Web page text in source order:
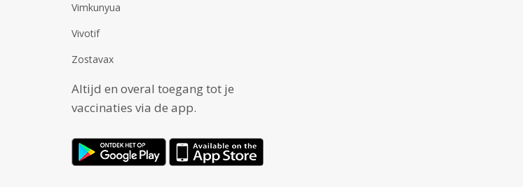
Vimkunyua
Vivotif
Zostavax
Altijd en overal toegang tot je
vaccinaties via de app.